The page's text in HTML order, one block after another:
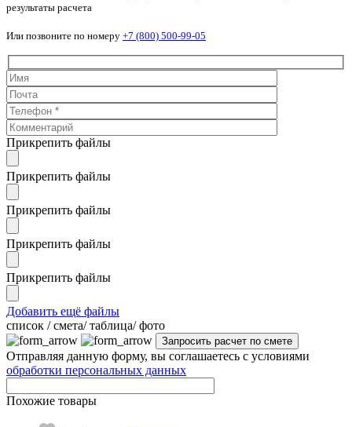
результаты расчета
Или позвоните по номеру +7 (800) 500-99-05
Прикрепить файлы
Прикрепить файлы
Прикрепить файлы
Прикрепить файлы
Прикрепить файлы
Добавить ещё файлы
cписок / смета/ таблица/ фото
Отправляя данную форму, вы соглашаетесь с условиями
обработки персональных данных
Похожие товары